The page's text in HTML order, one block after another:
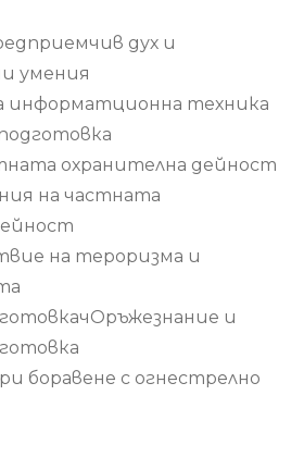
дух и
умения
информатционна техника
охранителна дейност
на частната
на тероризма и
и
боравене с огнестрелно